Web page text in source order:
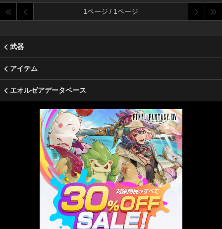
1ページ / 1ページ
武器
アイテム
エオルゼアデータベース